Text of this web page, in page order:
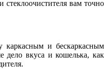
вам точно
каркасным и бескаркасным
дело вкуса и кошелька, как